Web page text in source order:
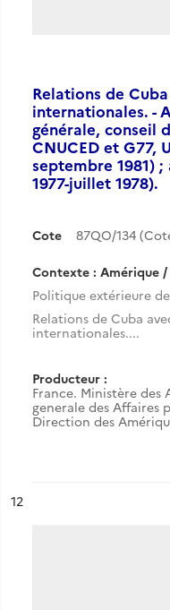
Relations de
internationales. -
générale, conseil
CNUCED et G77,
septembre 1981)
1977-juillet 1978).
Cote 87QO/134
Contexte : Amérique /
Politique extérieure
Relations de Cuba
internationales....
Producteur :
France. Ministère
generale des Affaires
Direction des
n°
12